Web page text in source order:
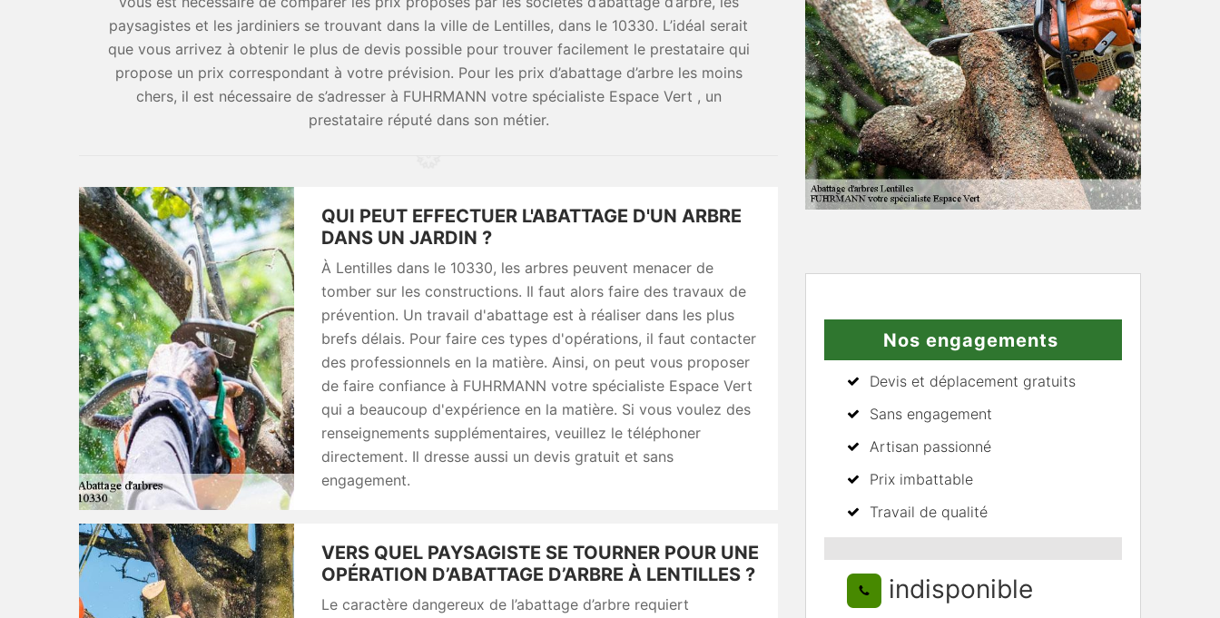
paysagistes et les jardiniers se trouvant dans la ville de Lentilles, dans le 10330. L’idéal serait
que vous arrivez à obtenir le plus de devis possible pour trouver facilement le prestataire qui
propose un prix correspondant à votre prévision. Pour les prix d’abattage d’arbre les moins
chers, il est nécessaire de s’adresser à FUHRMANN votre spécialiste Espace Vert , un
prestataire réputé dans son métier.
QUI PEUT EFFECTUER L'ABATTAGE D'UN ARBRE
DANS UN JARDIN ?
À Lentilles dans le 10330, les arbres peuvent menacer de
tomber sur les constructions. Il faut alors faire des travaux de
prévention. Un travail d'abattage est à réaliser dans les plus
brefs délais. Pour faire ces types d'opérations, il faut contacter
des professionnels en la matière. Ainsi, on peut vous proposer
de faire confiance à FUHRMANN votre spécialiste Espace Vert
qui a beaucoup d'expérience en la matière. Si vous voulez des
renseignements supplémentaires, veuillez le téléphoner
directement. Il dresse aussi un devis gratuit et sans
engagement.
VERS QUEL PAYSAGISTE SE TOURNER POUR UNE
OPÉRATION D’ABATTAGE D’ARBRE À LENTILLES ?
Le caractère dangereux de l’abattage d’arbre requiert
Nos engagements
Devis et déplacement gratuits
Sans engagement
Artisan passionné
Prix imbattable
Travail de qualité
indisponible